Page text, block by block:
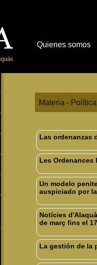
Materia - Política
Las ordenanzas
Les Ordenances
Un modelo
auspiciado por
Notícies
de març fins el
La gestión de la
Quienes somos